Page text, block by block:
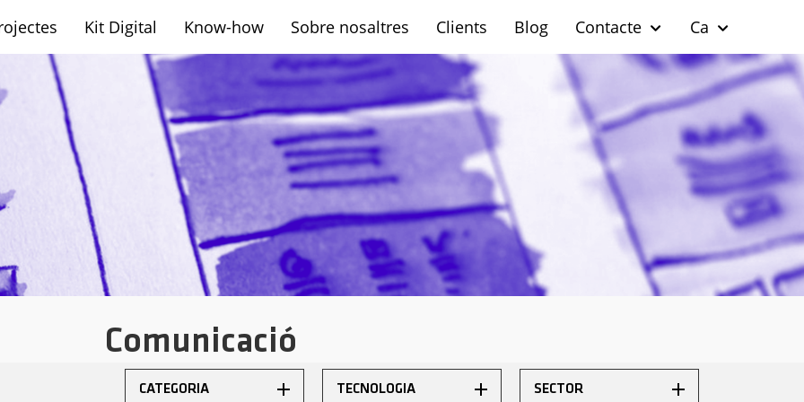
Kit Digital Know-how Sobre nosaltres Clients Blog Contacte Ca
Comunicació
CATEGORIA TECNOLOGIA SECTOR